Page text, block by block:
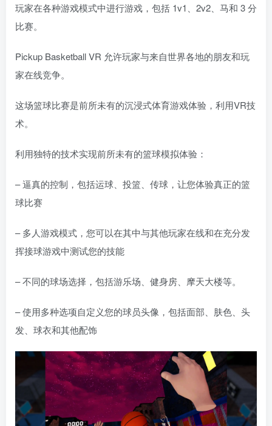
玩家在各种游戏模式中进行游戏，包括 1v1、2v2、马和 3 分
比赛。
Pickup Basketball VR 允许玩家与来自世界各地的朋友和玩
家在线竞争。
这场篮球比赛是前所未有的沉浸式体育游戏体验，利用VR技
术。
利用独特的技术实现前所未有的篮球模拟体验：
– 逼真的控制，包括运球、投篮、传球，让您体验真正的篮
球比赛
– 多人游戏模式，您可以在其中与其他玩家在线和在充分发
挥接球游戏中测试您的技能
– 不同的球场选择，包括游乐场、健身房、摩天大楼等。
– 使用多种选项自定义您的球员头像，包括面部、肤色、头
发、球衣和其他配饰